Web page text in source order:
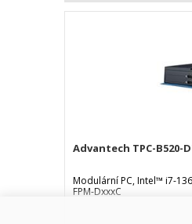
Advantech TPC-B520-
Modulární PC, Intel™ i7-
FPM-DxxxC